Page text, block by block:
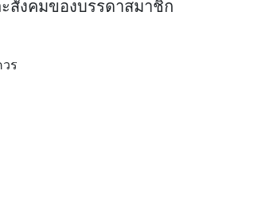
สังคมของบรรดาสมาชิก
ร